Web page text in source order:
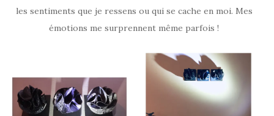
les sentiments que je ressens ou qui se cache en moi. Mes
émotions me surprennent même parfois !